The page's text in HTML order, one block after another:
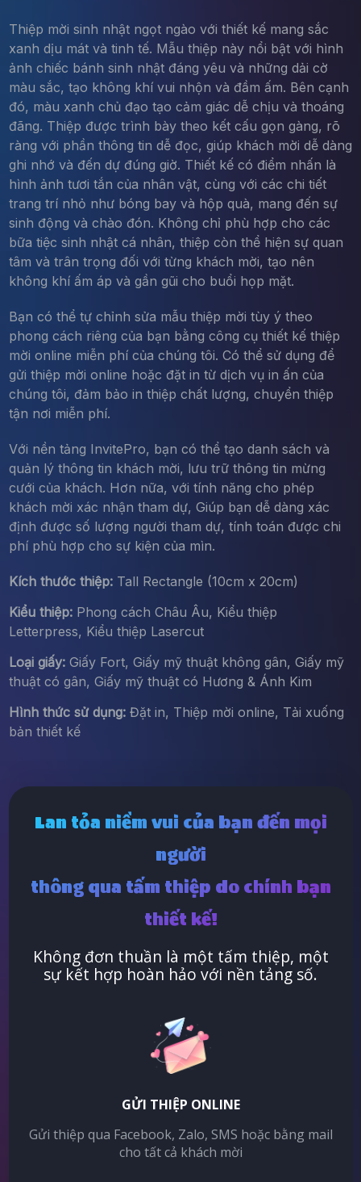
Thiệp mời sinh nhật ngọt ngào với thiết kế mang sắc
xanh dịu mát và tinh tế. Mẫu thiệp này nổi bật với hình
ảnh chiếc bánh sinh nhật đáng yêu và những dải cờ
màu sắc, tạo không khí vui nhộn và đầm ấm. Bên cạnh
đó, màu xanh chủ đạo tạo cảm giác dễ chịu và thoáng
đãng. Thiệp được trình bày theo kết cấu gọn gàng, rõ
ràng với phần thông tin dễ đọc, giúp khách mời dễ dàng
ghi nhớ và đến dự đúng giờ. Thiết kế có điểm nhấn là
hình ảnh tươi tắn của nhân vật, cùng với các chi tiết
trang trí nhỏ như bóng bay và hộp quà, mang đến sự
sinh động và chào đón. Không chỉ phù hợp cho các
bữa tiệc sinh nhật cá nhân, thiệp còn thể hiện sự quan
tâm và trân trọng đối với từng khách mời, tạo nên
không khí ấm áp và gần gũi cho buổi họp mặt.
Bạn có thể tự chỉnh sửa mẫu thiệp mời tùy ý theo
phong cách riêng của bạn bằng công cụ thiết kế thiệp
mời online miễn phí của chúng tôi. Có thể sử dụng để
gửi thiệp mời online hoặc đặt in từ dịch vụ in ấn của
chúng tôi, đảm bảo in thiệp chất lượng, chuyển thiệp
tận nơi miễn phí.
Với nền tảng InvitePro, bạn có thể tạo danh sách và
quản lý thông tin khách mời, lưu trữ thông tin mừng
cưới của khách. Hơn nữa, với tính năng cho phép
khách mời xác nhận tham dự, Giúp bạn dễ dàng xác
định được số lượng người tham dự, tính toán được chi
phí phù hợp cho sự kiện của mìn.
Kích thước thiệp:Tall Rectangle (10cm x 20cm)
Kiểu thiệp:Phong cách Châu Âu, Kiểu thiệp
Letterpress, Kiểu thiệp Lasercut
Loại giấy:Giấy Fort, Giấy mỹ thuật không gân, Giấy mỹ
thuật có gân, Giấy mỹ thuật có Hương & Ánh Kim
Hình thức sử dụng:Đặt in, Thiệp mời online, Tải xuống
bản thiết kế
Lan tỏa niềm vui của bạn đến mọi
người
thông qua tấm thiệp do chính bạn
thiết kế!
Không đơn thuần là một tấm thiệp, một
sự kết hợp hoàn hảo với nền tảng số.
GỬI THIỆP ONLINE
Gửi thiệp qua Facebook, Zalo, SMS hoặc bằng mail
cho tất cả khách mời